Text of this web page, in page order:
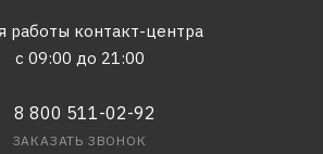
работы контакт-центра
с 09:00 до 21:00
8 800 511-02-92
ЗАКАЗАТЬ ЗВОНОК